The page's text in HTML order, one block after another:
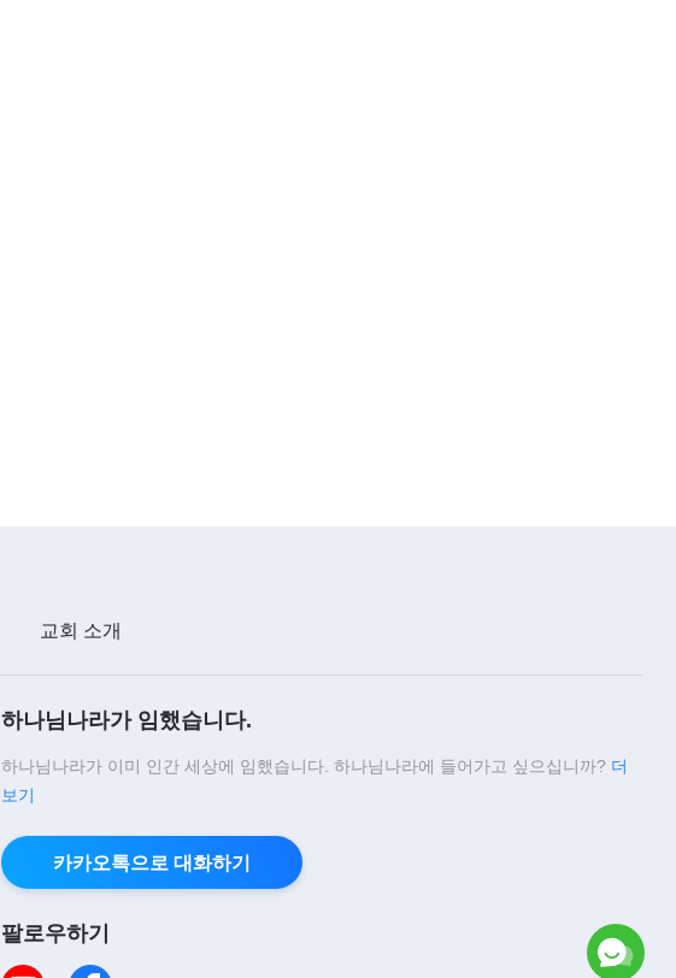
교회 소개
하나님나라가 임했습니다.
하나님나라가 이미 인간 세상에 임했습니다. 하나님나라에 들어가고 싶으십니까? 더
보기
카카오톡으로 대화하기
팔로우하기